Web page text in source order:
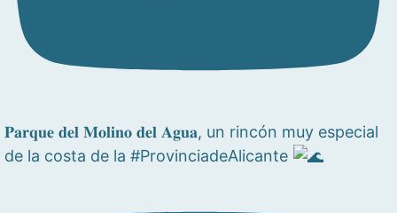
𝐏𝐚𝐫𝐪𝐮𝐞 𝐝𝐞𝐥 𝐌𝐨𝐥𝐢𝐧𝐨 𝐝𝐞𝐥 𝐀𝐠𝐮𝐚, un rincón muy especial
de la costa de la #ProvinciadeAlicante